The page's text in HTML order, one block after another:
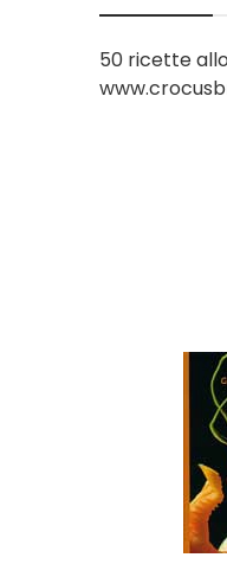
50 ricette